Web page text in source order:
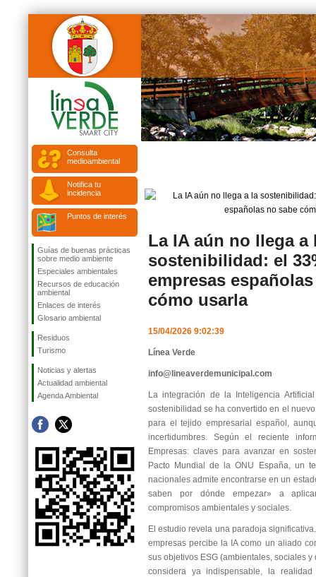
Consulta
medioambiental
Notifica tu
incidencia
Puntos de interés
Guías de buenas prácticas
sobre medio ambiente
Especiales ambientales
Recursos de educación
ambiental
Enlaces de interés
Glosario ambiental
Residuos
Turismo
Noticias y alertas
Actualidad ambiental
Agenda Ambiental
La IA aún no llega a
sostenibilidad: el
empresas
cómo usarla
15/04/2026 9:02:39
Línea Verde
info@lineaverdemunicipal.com
La integración de la Inteligencia
sostenibilidad se ha convertido en el
para el tejido empresarial español,
incertidumbres. Según el reciente
Empresas: claves para avanzar en
Pacto Mundial de la ONU España, un
nacionales admite encontrarse en un
saben por dónde empezar» a
compromisos ambientales y sociales.
El estudio revela una paradoja
empresas percibe la IA como un aliado
sus objetivos ESG (ambientales, sociales
considera ya indispensable, la